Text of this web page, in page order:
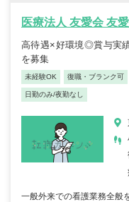
医療法人 友愛会 友
高待遇×好環境◎賞与実
を募集
未経験OK 復職・ブランク可
日勤のみ/夜勤なし
一般外来での看護業務全般